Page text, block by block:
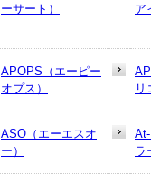
ーサート）
ア
APOPS（エーピー
オプス）
リ
ASO（エーエスオ
ー）
ラ